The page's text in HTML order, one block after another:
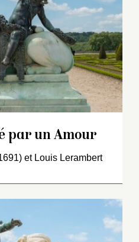
par un Amour
et Louis Lerambert